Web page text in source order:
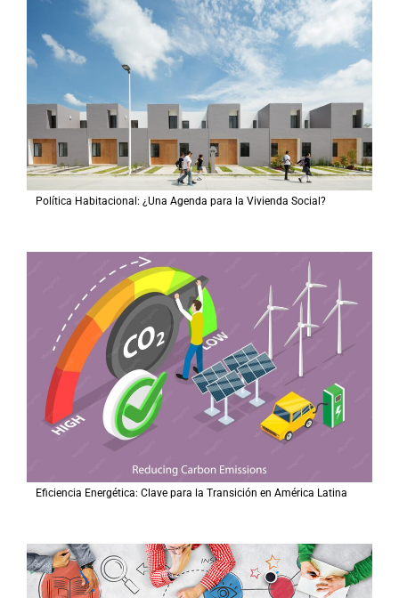
Política Habitacional: ¿Una Agenda para la Vivienda Social?
Eficiencia Energética: Clave para la Transición en América Latina